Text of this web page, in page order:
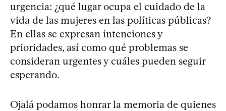
urgencia: ¿qué lugar ocupa el cuidado de la
vida de las mujeres en las políticas públicas?
En ellas se expresan intenciones y
prioridades, así como qué problemas se
consideran urgentes y cuáles pueden seguir
esperando.
Ojalá podamos honrar la memoria de quienes